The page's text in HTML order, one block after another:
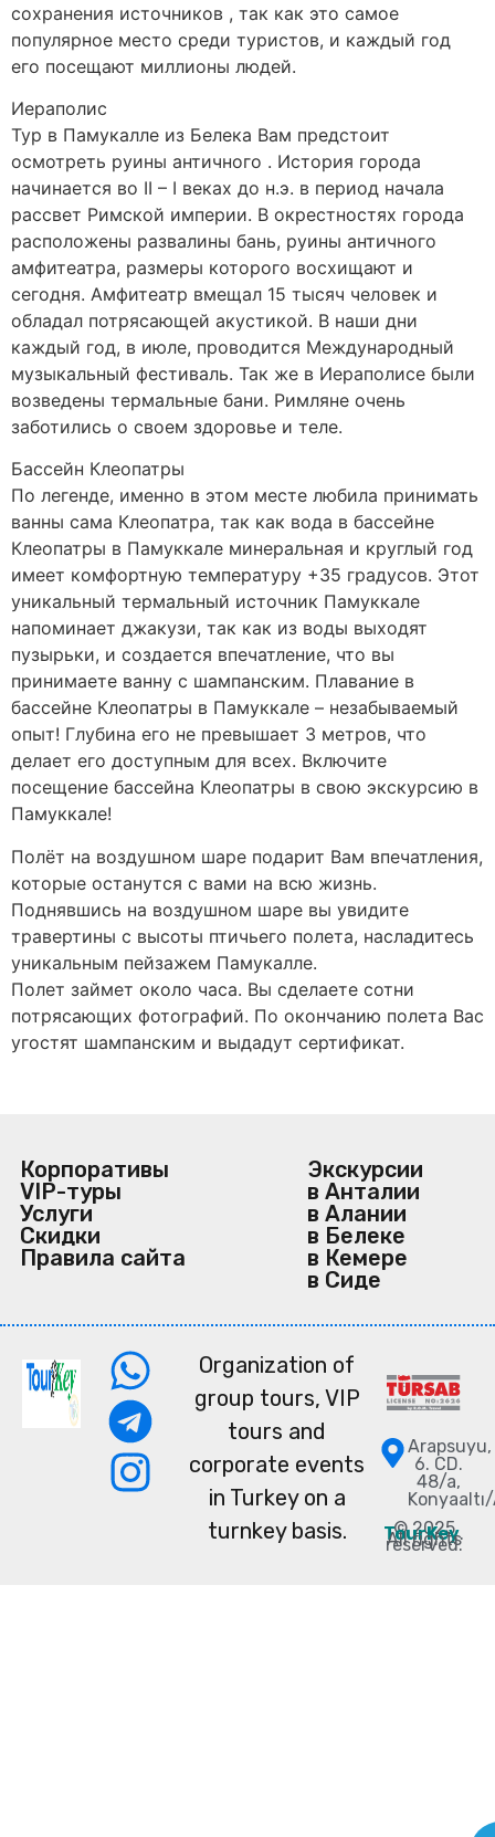
сохранения источников , так как это самое
популярное место среди туристов, и каждый год
его посещают миллионы людей.
Иераполис
Тур в Памукалле из Белека Вам предстоит
осмотреть руины античного . История города
начинается во II – I веках до н.э. в период начала
рассвет Римской империи. В окрестностях города
расположены развалины бань, руины античного
амфитеатра, размеры которого восхищают и
сегодня. Амфитеатр вмещал 15 тысяч человек и
обладал потрясающей акустикой. В наши дни
каждый год, в июле, проводится Международный
музыкальный фестиваль. Так же в Иераполисе были
возведены термальные бани. Римляне очень
заботились о своем здоровье и теле.
Бассейн Клеопатры
По легенде, именно в этом месте любила принимать
ванны сама Клеопатра, так как вода в бассейне
Клеопатры в Памуккале минеральная и круглый год
имеет комфортную температуру +35 градусов. Этот
уникальный термальный источник Памуккале
напоминает джакузи, так как из воды выходят
пузырьки, и создается впечатление, что вы
принимаете ванну с шампанским. Плавание в
бассейне Клеопатры в Памуккале – незабываемый
опыт! Глубина его не превышает 3 метров, что
делает его доступным для всех. Включите
посещение бассейна Клеопатры в свою экскурсию в
Памуккале!
Полёт на воздушном шаре подарит Вам впечатления,
которые останутся с вами на всю жизнь.
Поднявшись на воздушном шаре вы увидите
травертины с высоты птичьего полета, насладитесь
уникальным пейзажем Памукалле.
Полет займет около часа. Вы сделаете сотни
потрясающих фотографий. По окончанию полета Вас
угостят шампанским и выдадут сертификат.
Organization of
group tours, VIP
tours and
corporate events
in Turkey on a
turnkey basis.
Arapsuyu,
6. CD.
48/a,
© 2025
TourKey.
All rights
reserved.
Экскурсии
в Анталии
в Алании
в Белеке
в Кемере
в Сиде
Корпоративы
VIP-туры
Услуги
Скидки
Правила сайта